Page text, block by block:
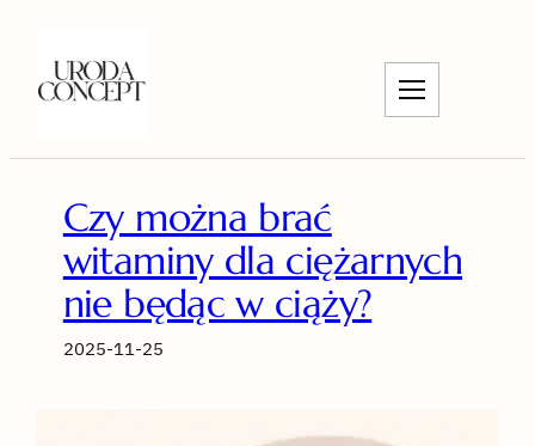
treści
Czy można brać
witaminy dla ciężarnych
nie będąc w ciąży?
2025-11-25